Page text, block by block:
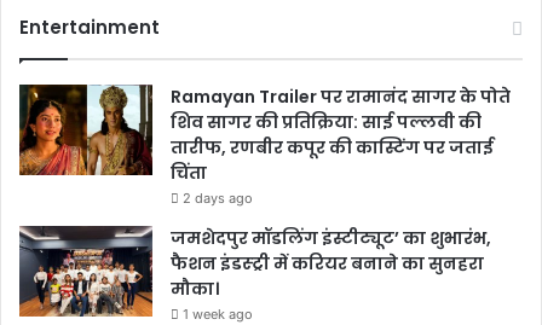
Entertainment
Ramayan Trailer पर रामानंद सागर के पोते
शिव सागर की प्रतिक्रिया: साई पल्लवी की
तारीफ, रणबीर कपूर की कास्टिंग पर जताई
चिंता
2 days ago
जमशेदपुर मॉडलिंग इंस्टीट्यूट’ का शुभारंभ,
फैशन इंडस्ट्री में करियर बनाने का सुनहरा
मौका।
1 week ago